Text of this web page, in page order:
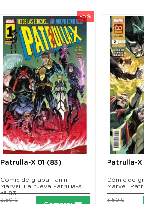
-5%
Patrulla-X 01 (83)
Cómic de grapa Panini
Marvel. La nueva Patrulla-X
nº 83.
2,50 €
Patrulla-X
Cómic de
Marvel.
3,50 €